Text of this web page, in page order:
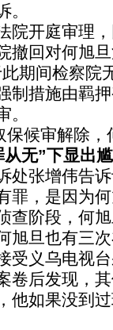
。
开庭审理，
撤回对何旭
期间检察院
制措施由羁
。
候审解除，
无”下显出
张增伟告诉
罪，是因为
查阶段，何
旭旦也有三
受义乌电视
卷后发现，
他如果没到